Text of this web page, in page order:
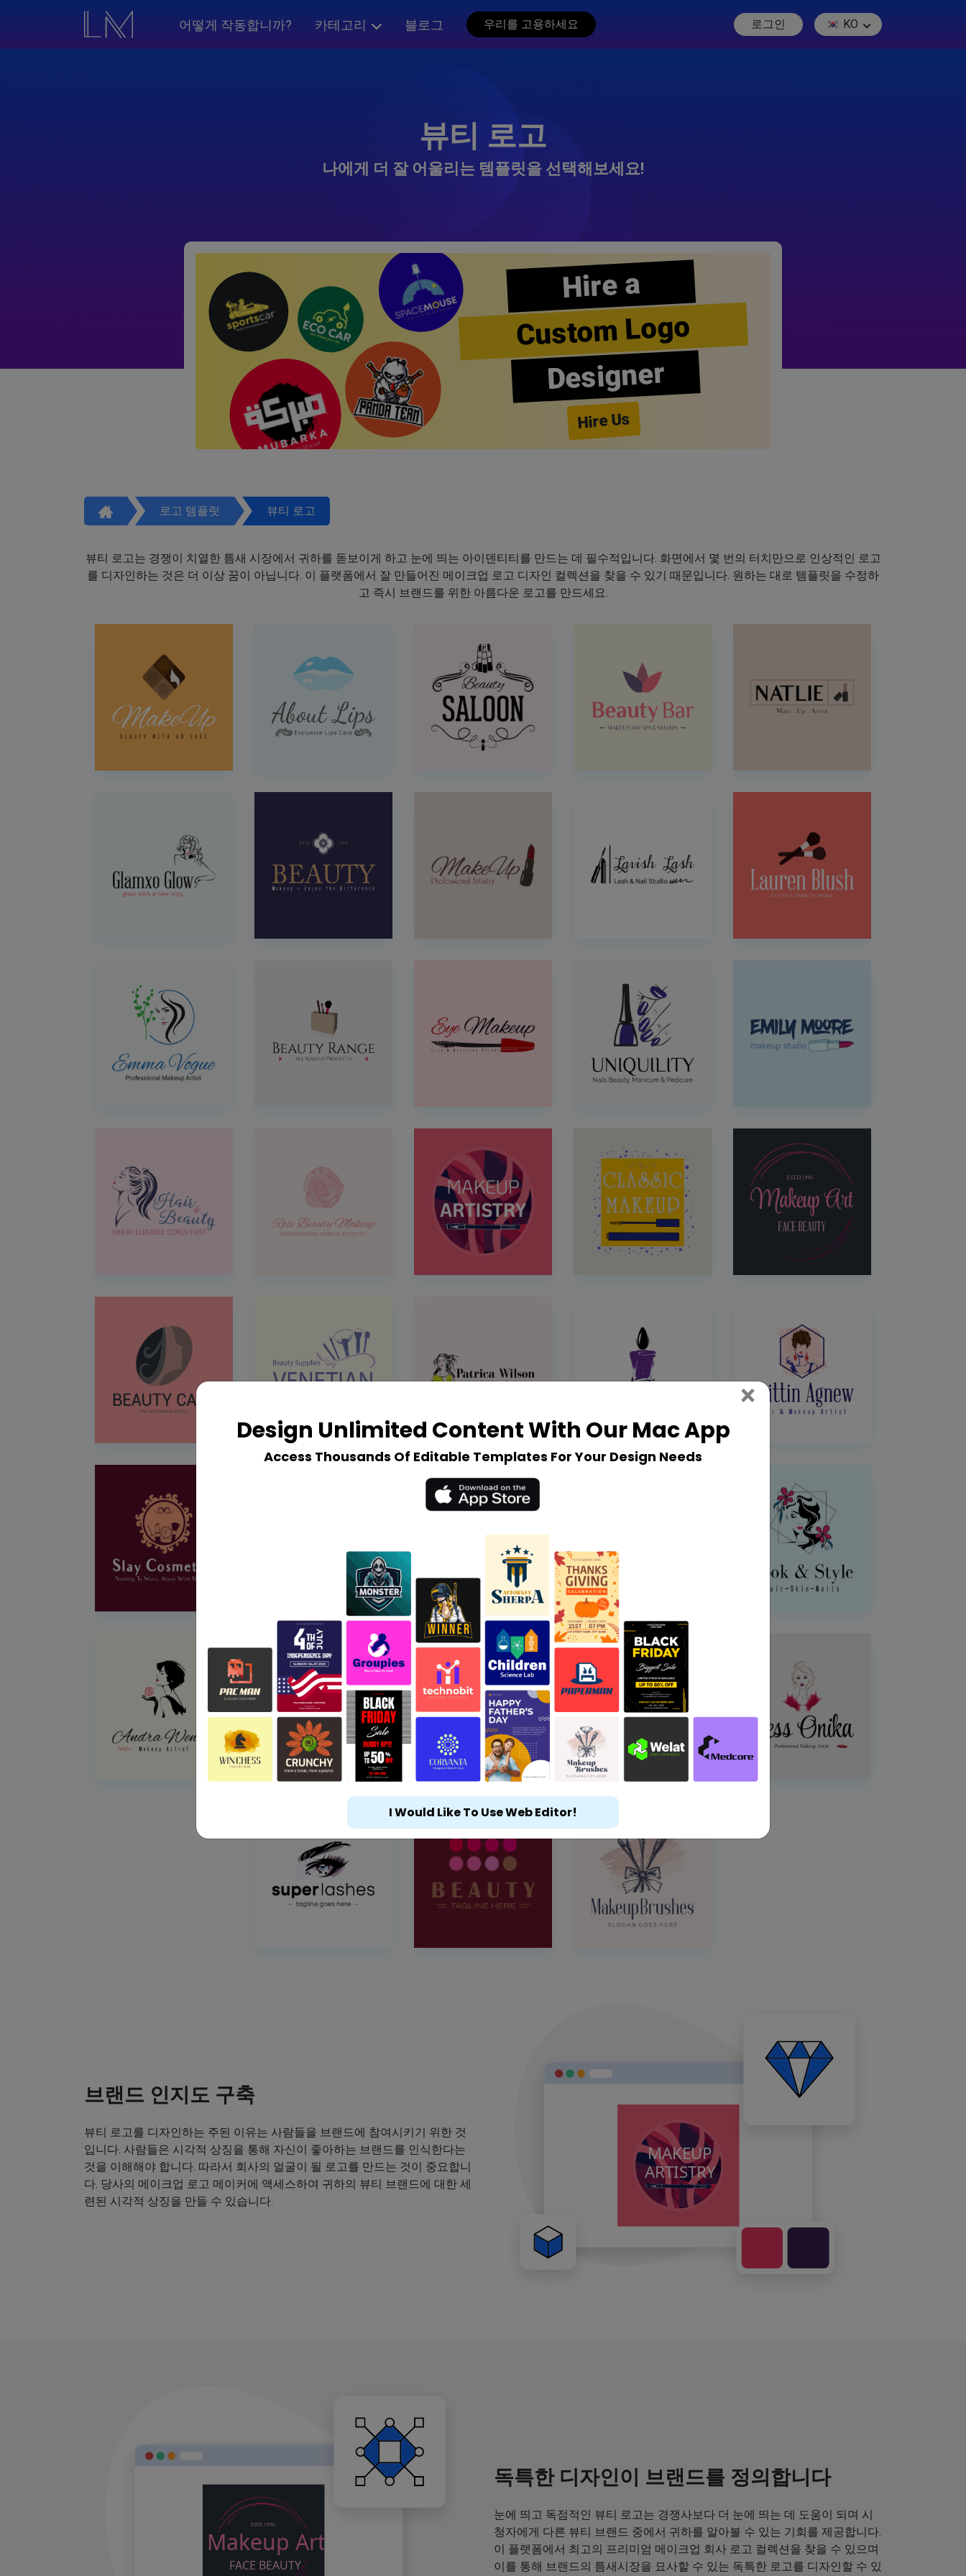
어떻게 작동합니까? 카테고리 블로그 우리를 고용하세요 로그인 KO
뷰티 로고
나에게 더 잘 어울리는 템플릿을 선택해보세요!
Hire a
Custom Logo
Designer
Hire Us
로고 템플릿 뷰티 로고
뷰티 로고는 경쟁이 치열한 틈새 시장에서 귀하를 돋보이게 하고 눈에 띄는 아이덴티티를 만드는 데 필수적입니다. 화면에서 몇 번의 터치만으로 인상적인 로고
를 디자인하는 것은 더 이상 꿈이 아닙니다. 이 플랫폼에서 잘 만들어진 메이크업 로고 디자인 컬렉션을 찾을 수 있기 때문입니다. 원하는 대로 템플릿을 수정하
고 즉시 브랜드를 위한 아름다운 로고를 만드세요.
브랜드 인지도 구축
뷰티 로고를 디자인하는 주된 이유는 사람들을 브랜드에 참여시키기 위한 것
입니다. 사람들은 시각적 상징을 통해 자신이 좋아하는 브랜드를 인식한다는
것을 이해해야 합니다. 따라서 회사의 얼굴이 될 로고를 만드는 것이 중요합니
다. 당사의 메이크업 로고 메이커에 액세스하여 귀하의 뷰티 브랜드에 대한 세
련된 시각적 상징을 만들 수 있습니다.
독특한 디자인이 브랜드를 정의합니다
눈에 띄고 독점적인 뷰티 로고는 경쟁사보다 더 눈에 띄는 데 도움이 되며 시
청자에게 다른 뷰티 브랜드 중에서 귀하를 알아볼 수 있는 기회를 제공합니다.
이 플랫폼에서 최고의 프리미엄 메이크업 회사 로고 컬렉션을 찾을 수 있으며
이를 통해 브랜드의 틈새시장을 묘사할 수 있는 독특한 로고를 디자인할 수 있
Design Unlimited Content With Our Mac App
Access Thousands Of Editable Templates For Your Design Needs
× Close
I Would Like To Use Web Editor!